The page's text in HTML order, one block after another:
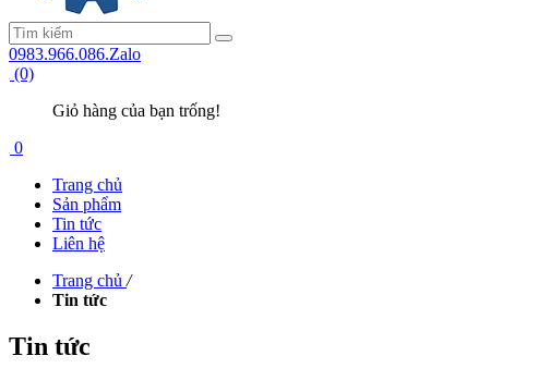
0983.966.086.Zalo
(0)
Giỏ hàng của bạn trống!
0
Trang chủ
Sản phẩm
Tin tức
Liên hệ
Trang chủ /
Tin tức
Tin tức